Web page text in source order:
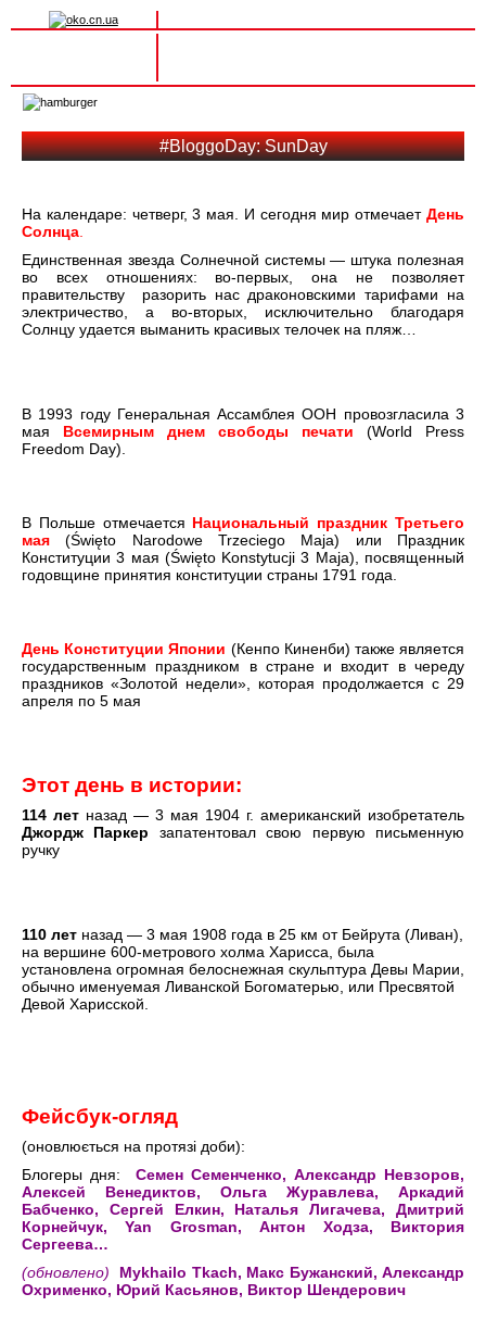
navigation
#BloggoDay: SunDay
На календаре: четверг, 3 мая. И сегодня мир отмечает День
Солнца.
Единственная звезда Солнечной системы — штука полезная
во всех отношениях: во-первых, она не позволяет
правительству разорить нас драконовскими тарифами на
электричество, а во-вторых, исключительно благодаря
Солнцу удается выманить красивых телочек на пляж…
В 1993 году Генеральная Ассамблея ООН провозгласила 3
мая Всемирным днем свободы печати
(World Press
Freedom Day).
В Польше отмечается Национальный праздник Третьего
мая (Święto Narodowe Trzeciego Maja) или Праздник
Конституции 3 мая (Święto Konstytucji 3 Maja), посвященный
годовщине принятия конституции страны 1791 года.
День Конституции Японии (Кенпо Киненби) также является
государственным праздником в стране и входит в череду
праздников «Золотой недели», которая продолжается с 29
апреля по 5 мая
Этот день в истории:
114 лет назад — 3 мая 1904 г. американский изобретатель
Джордж Паркер запатентовал свою первую письменную
ручку
110 лет назад — 3 мая 1908 года в 25 км от Бейрута (Ливан),
на вершине 600-метрового холма Харисса, была
установлена огромная белоснежная скульптура Девы Марии,
обычно именуемая Ливанской Богоматерью, или Пресвятой
Девой Харисской.
Фейсбук-огляд
(оновлюється на протязі доби):
Блогеры дня: Семен Семенченко, Александр Невзоров,
Алексей Венедиктов, Ольга Журавлева, Аркадий
Бабченко, Сергей Елкин, Наталья Лигачева, Дмитрий
Корнейчук, Yan Grosman, Антон Ходза, Виктория
Сергеева…
(обновлено) Mykhailo Tkach, Макс Бужанский, Александр
Охрименко, Юрий Касьянов, Виктор Шендерович